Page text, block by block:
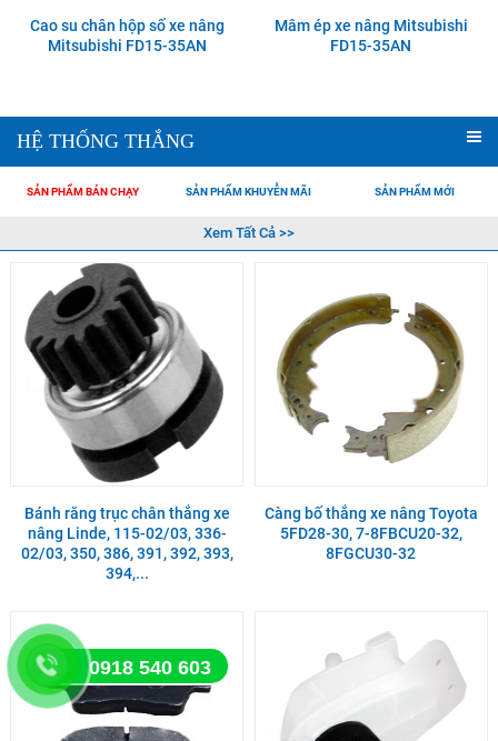
Cao su chân hộp số xe nâng
Mitsubishi FD15-35AN
Mâm ép xe nâng Mitsubishi
FD15-35AN
HỆ THỐNG THẮNG
SẢN PHẨM BÁN CHẠY SẢN PHẨM KHUYỄN MÃI SẢN PHẨM MỚI
Xem Tất Cả >>
Bánh răng trục chân thắng xe
nâng Linde, 115-02/03, 336-
02/03, 350, 386, 391, 392, 393,
394,...
Càng bố thắng xe nâng Toyota
5FD28-30, 7-8FBCU20-32,
8FGCU30-32
0918 540 603